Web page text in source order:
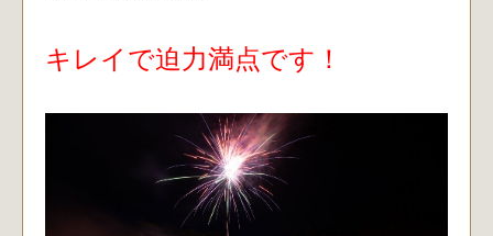
キレイで迫力満点です！